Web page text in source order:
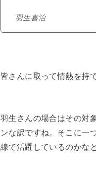
羽生喜治
皆さんに取って情熱を持
羽生さんの場合はその対
ンな訳ですね。そこに一
線で活躍しているのかな